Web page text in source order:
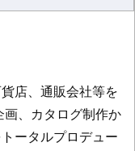
店、通販会社等を
画、カタログ制作か
ータルプロデュー